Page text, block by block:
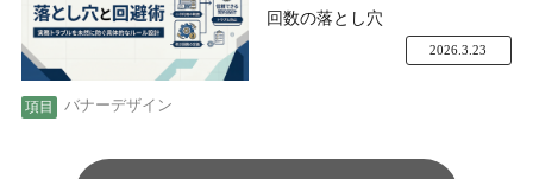
回数の落とし穴
バナーデザイン
2026.3.23